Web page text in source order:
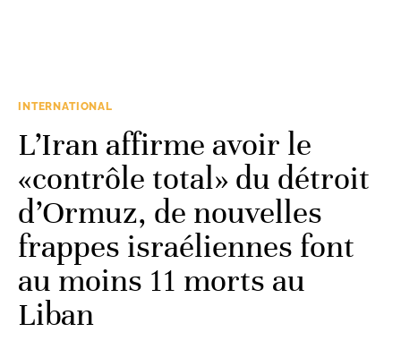
INTERNATIONAL
L’Iran affirme avoir le
«contrôle total» du détroit
d’Ormuz, de nouvelles
frappes israéliennes font
au moins 11 morts au
Liban